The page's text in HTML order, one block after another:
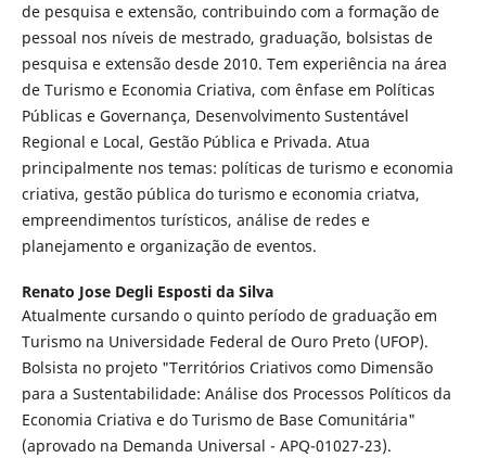
de pesquisa e extensão, contribuindo com a formação de
pessoal nos níveis de mestrado, graduação, bolsistas de
pesquisa e extensão desde 2010. Tem experiência na área
de Turismo e Economia Criativa, com ênfase em Políticas
Públicas e Governança, Desenvolvimento Sustentável
Regional e Local, Gestão Pública e Privada. Atua
principalmente nos temas: políticas de turismo e economia
criativa, gestão pública do turismo e economia criatva,
empreendimentos turísticos, análise de redes e
planejamento e organização de eventos.
Renato Jose Degli Esposti da Silva
Atualmente cursando o quinto período de graduação em
Turismo na Universidade Federal de Ouro Preto (UFOP).
Bolsista no projeto "Territórios Criativos como Dimensão
para a Sustentabilidade: Análise dos Processos Políticos da
Economia Criativa e do Turismo de Base Comunitária"
(aprovado na Demanda Universal - APQ-01027-23).